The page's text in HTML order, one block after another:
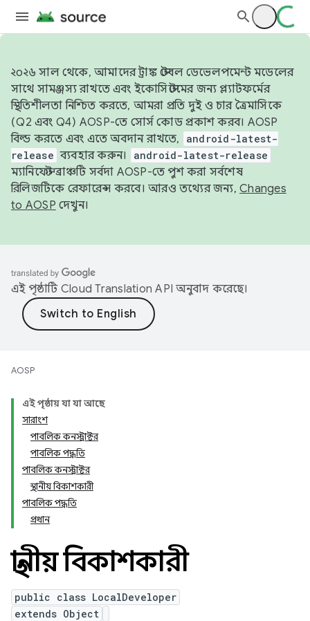
২০২৬ সাল থেকে, আমাদের ট্রাঙ্ক স্টেবল ডেভেলপমেন্ট মডেলের
সাথে সামঞ্জস্য রাখতে এবং ইকোসিস্টেমের জন্য প্ল্যাটফর্মের
স্থিতিশীলতা নিশ্চিত করতে, আমরা প্রতি দুই ও চার ত্রৈমাসিকে
(Q2 এবং Q4) AOSP-তে সোর্স কোড প্রকাশ করব। AOSP
বিল্ড করতে এবং এতে অবদান রাখতে,
android-latest-
release ব্যবহার করুন। android-latest-release
ম্যানিফেস্ট ব্রাঞ্চটি সর্বদা AOSP-তে পুশ করা সর্বশেষ
রিলিজটিকে রেফারেন্স করবে। আরও তথ্যের জন্য, Changes
to AOSP দেখুন।
এই পৃষ্ঠাটি Cloud Translation API অনুবাদ করেছে।
AOSP
এই পৃষ্ঠায় যা যা আছে
সারাংশ
পাবলিক কনস্ট্রাক্টর
পাবলিক পদ্ধতি
পাবলিক কনস্ট্রাক্টর
স্থানীয় বিকাশকারী
পাবলিক পদ্ধতি
প্রধান
স্থানীয় বিকাশকারী
public class LocalDeveloper
extends Object